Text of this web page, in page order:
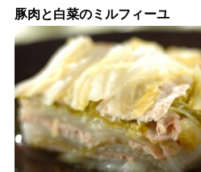
豚肉と白菜のミルフィーユ